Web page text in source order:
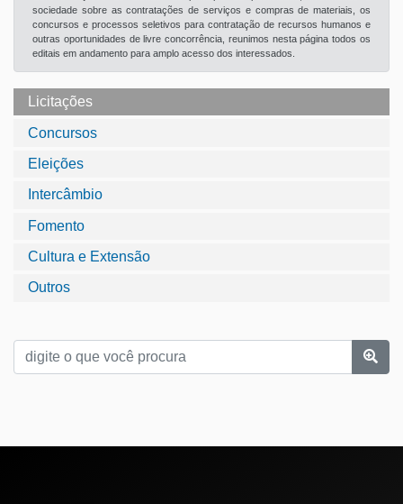
Licitações
Concursos
Eleições
Intercâmbio
Fomento
Cultura e Extensão
Outros
sociedade sobre as contratações de serviços e compras de materiais, os
concursos e processos seletivos para contratação de recursos humanos e
outras oportunidades de livre concorrência, reunimos nesta página todos os
editais em andamento para amplo acesso dos interessados.